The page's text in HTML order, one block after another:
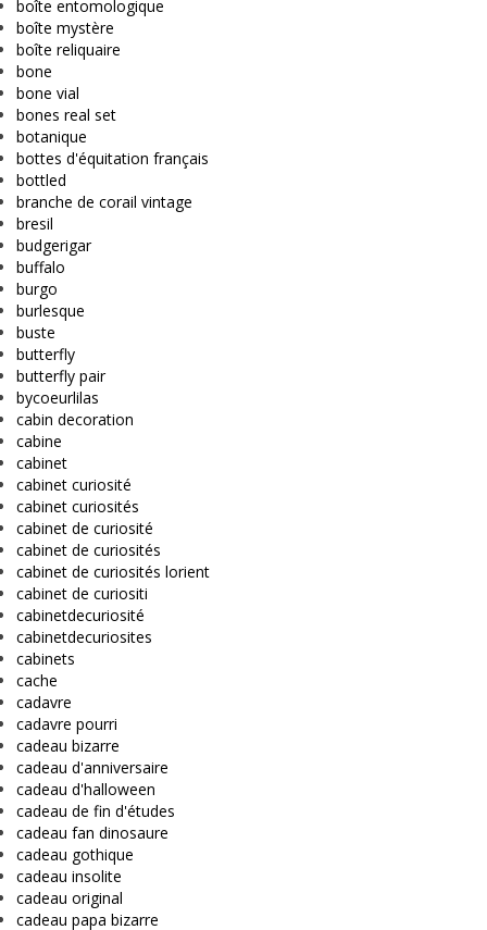
boîte entomologique
boîte mystère
boîte reliquaire
bone
bone vial
bones real set
botanique
bottes d'équitation français
bottled
branche de corail vintage
bresil
budgerigar
buffalo
burgo
burlesque
buste
butterfly
butterfly pair
bycoeurlilas
cabin decoration
cabine
cabinet
cabinet curiosité
cabinet curiosités
cabinet de curiosité
cabinet de curiosités
cabinet de curiosités lorient
cabinet de curiositi
cabinetdecuriosité
cabinetdecuriosites
cabinets
cache
cadavre
cadavre pourri
cadeau bizarre
cadeau d'anniversaire
cadeau d'halloween
cadeau de fin d'études
cadeau fan dinosaure
cadeau gothique
cadeau insolite
cadeau original
cadeau papa bizarre